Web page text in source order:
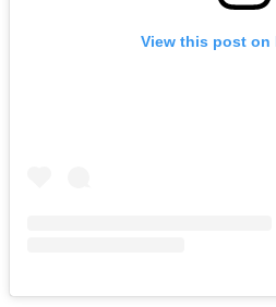
View this post on